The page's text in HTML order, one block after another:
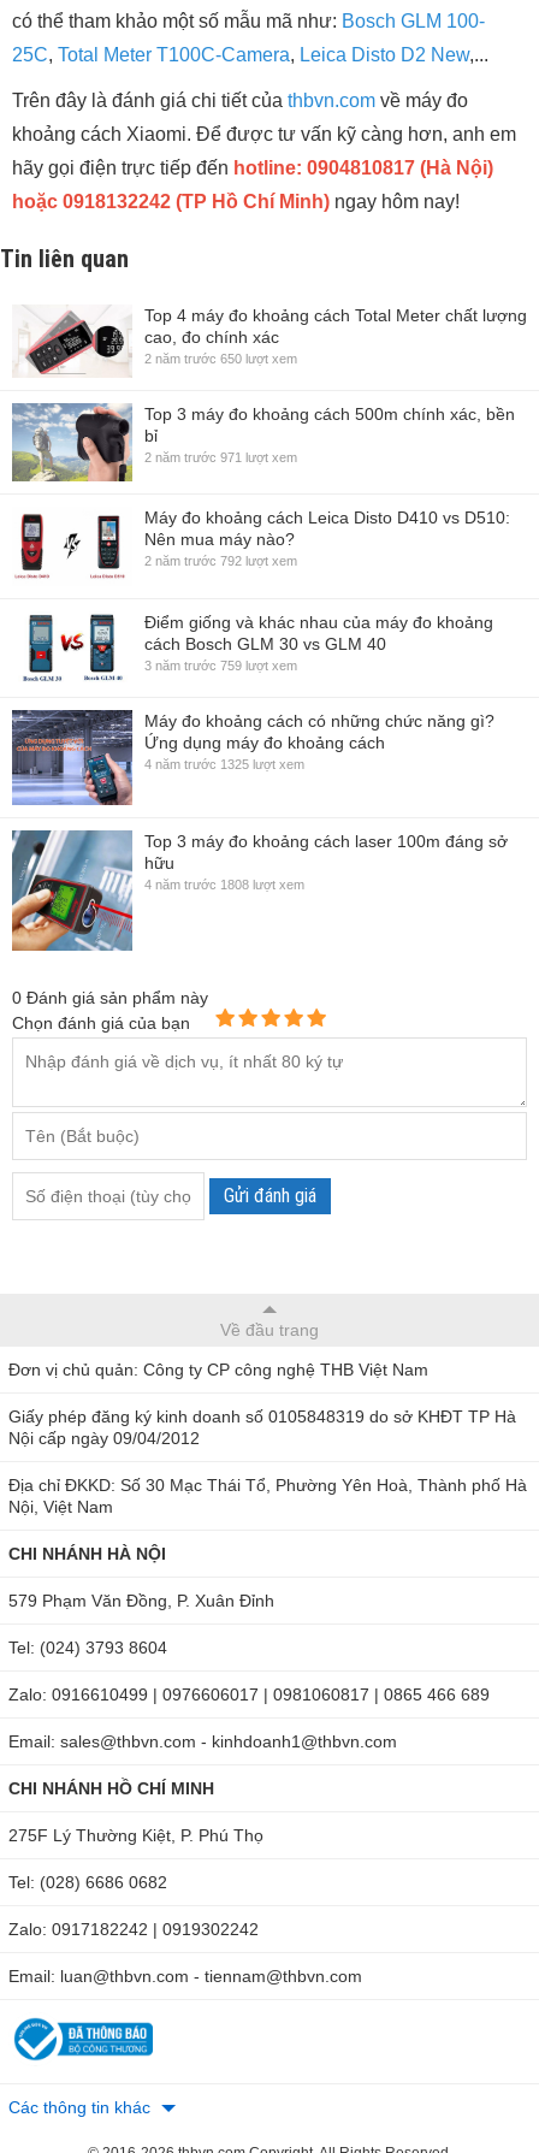
có thể tham khảo một số mẫu mã như: Bosch GLM 100-
25C, Total Meter T100C-Camera, Leica Disto D2 New,...
Trên đây là đánh giá chi tiết của thbvn.com về máy đo
khoảng cách Xiaomi. Để được tư vấn kỹ càng hơn, anh em
hãy gọi điện trực tiếp đến hotline: 0904810817 (Hà Nội)
hoặc 0918132242 (TP Hồ Chí Minh) ngay hôm nay!
Tin liên quan
Top 4 máy đo khoảng cách Total Meter chất lượng
cao, đo chính xác
2 năm trước 650 lượt xem
Top 3 máy đo khoảng cách 500m chính xác, bền
bỉ
2 năm trước 971 lượt xem
Máy đo khoảng cách Leica Disto D410 vs D510:
Nên mua máy nào?
2 năm trước 792 lượt xem
Điểm giống và khác nhau của máy đo khoảng
cách Bosch GLM 30 vs GLM 40
3 năm trước 759 lượt xem
Máy đo khoảng cách có những chức năng gì?
Ứng dụng máy đo khoảng cách
4 năm trước 1325 lượt xem
Top 3 máy đo khoảng cách laser 100m đáng sở
hữu
4 năm trước 1808 lượt xem
0 Đánh giá sản phẩm này
Chọn đánh giá của bạn
Gửi đánh giá
Về đầu trang
Đơn vị chủ quản: Công ty CP công nghệ THB Việt Nam
Giấy phép đăng ký kinh doanh số 0105848319 do sở KHĐT TP Hà
Nội cấp ngày 09/04/2012
Địa chỉ ĐKKD: Số 30 Mạc Thái Tổ, Phường Yên Hoà, Thành phố Hà
Nội, Việt Nam
CHI NHÁNH HÀ NỘI
579 Phạm Văn Đồng, P. Xuân Đỉnh
Tel: (024) 3793 8604
Zalo: 0916610499 | 0976606017 | 0981060817 | 0865 466 689
Email: sales@thbvn.com - kinhdoanh1@thbvn.com
CHI NHÁNH HỒ CHÍ MINH
275F Lý Thường Kiệt, P. Phú Thọ
Tel: (028) 6686 0682
Zalo: 0917182242 | 0919302242
Email: luan@thbvn.com - tiennam@thbvn.com
Các thông tin khác